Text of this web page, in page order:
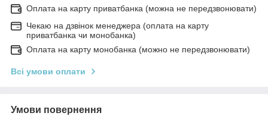
Оплата на карту приватбанка (можна не передзвонювати)
Чекаю на дзвінок менеджера (оплата на карту
приватбанка чи монобанка)
Оплата на карту монобанка (можно не передзвонювати)
Всі умови оплати
Умови повернення